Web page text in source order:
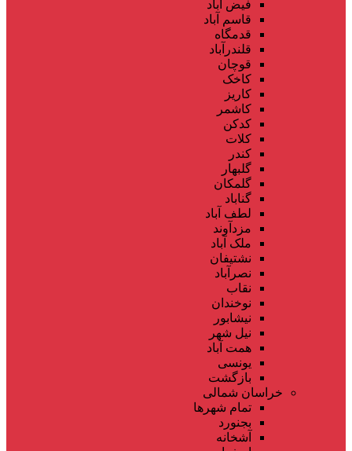
فیض آباد
قاسم آباد
قدمگاه
قلندرآباد
قوچان
کاخک
کاریز
کاشمر
کدکن
کلات
کندر
گلبهار
گلمکان
گناباد
لطف آباد
مزدآوند
ملک آباد
نشتیفان
نصرآباد
نقاب
نوخندان
نیشابور
نیل شهر
همت آباد
یونسی
بازگشت
خراسان شمالی
تمام شهر‌ها
بجنورد
آشخانه